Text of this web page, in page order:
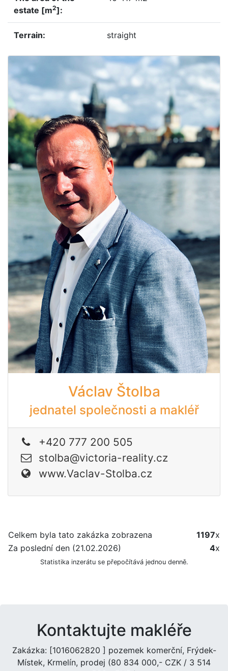
estate [m2]:
terrain: straight
Václav Štolba
jednatel společnosti a makléř
+420 777 200 505
stolba@victoria-reality.cz
www.Vaclav-Stolba.cz
Celkem byla tato zakázka zobrazena 1197x
Za poslední den (21.02.2026)
4x
Statistika inzerátu se přepočítává jednou denně.
Kontaktujte makléře
Zakázka: [1016062820 ] pozemek komerční, Frýdek-
Místek, Krmelín, prodej (80 834 000,- CZK / 3 514